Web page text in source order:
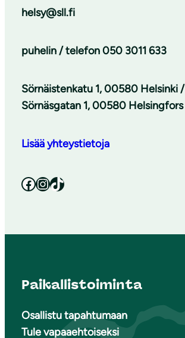
helsy@sll.fi
puhelin / telefon050 3011 633
Sörnäistenkatu 1, 00580 Helsinki /
Sörnäsgatan 1, 00580 Helsingfors
Lisää yhteystietoja
Facebook InstagramTikTok
Paikallistoiminta
Osallistu tapahtumaan
Tule vapaaehtoiseksi